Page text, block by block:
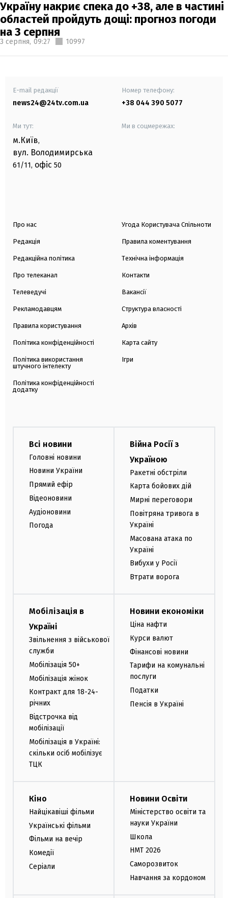
Україну накриє спека до +38, але в частині
областей пройдуть дощі: прогноз погоди
на 3 серпня
3 серпня, 09:27 10997
E-mail редакції
news24@24tv.com.ua
Номер телефону:
+38 044 390 5077
Ми тут:
м.Київ,
вул. Володимирська
61/11, офіс 50
Ми в соцмережах:
Про нас
Редакція
Редакційна політика
Про телеканал
Телеведучі
Рекламодавцям
Правила користування
Політика конфіденційності
Політика використання
штучного інтелекту
Політика конфіденційності
додатку
Угода Користувача Спільноти
Правила коментування
Технічна інформація
Контакти
Вакансії
Структура власності
Архів
Карта сайту
Ігри
Всі новини
Головні новини
Новини України
Прямий ефір
Відеоновини
Аудіоновини
Погода
Війна Росії з
Україною
Ракетні обстріли
Карта бойових дій
Мирні переговори
Повітряна тривога в
Україні
Масована атака по
Україні
Вибухи у Росії
Втрати ворога
Мобілізація в
Україні
Звільнення з військової
служби
Мобілізація 50+
Мобілізація жінок
Контракт для 18-24-
річних
Відстрочка від
мобілізації
Мобілізація в Україні:
скільки осіб мобілізує
ТЦК
Новини економіки
Ціна нафти
Курси валют
Фінансові новини
Тарифи на комунальні
послуги
Податки
Пенсія в Україні
Кіно
Найцікавіші фільми
Українські фільми
Фільми на вечір
Комедії
Серіали
Новини Освіти
Міністерство освіти та
науки України
Школа
НМТ 2026
Саморозвиток
Навчання за кордоном